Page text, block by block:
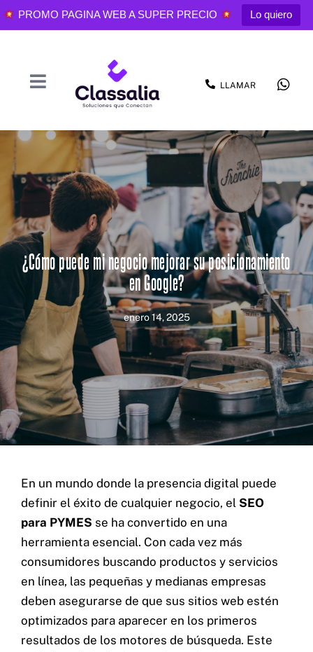
PROMO PAGINA WEB A SUPER PRECIO Lo quiero
LLAMAR
¿Cómo puede mi negocio mejorar su posicionamiento
en Google?
enero 14, 2025
En un mundo donde la presencia digital puede
definir el éxito de cualquier negocio, el SEO
para PYMES se ha convertido en una
herramienta esencial. Con cada vez más
consumidores buscando productos y servicios
en línea, las pequeñas y medianas empresas
deben asegurarse de que sus sitios web estén
optimizados para aparecer en los primeros
resultados de los motores de búsqueda. Este